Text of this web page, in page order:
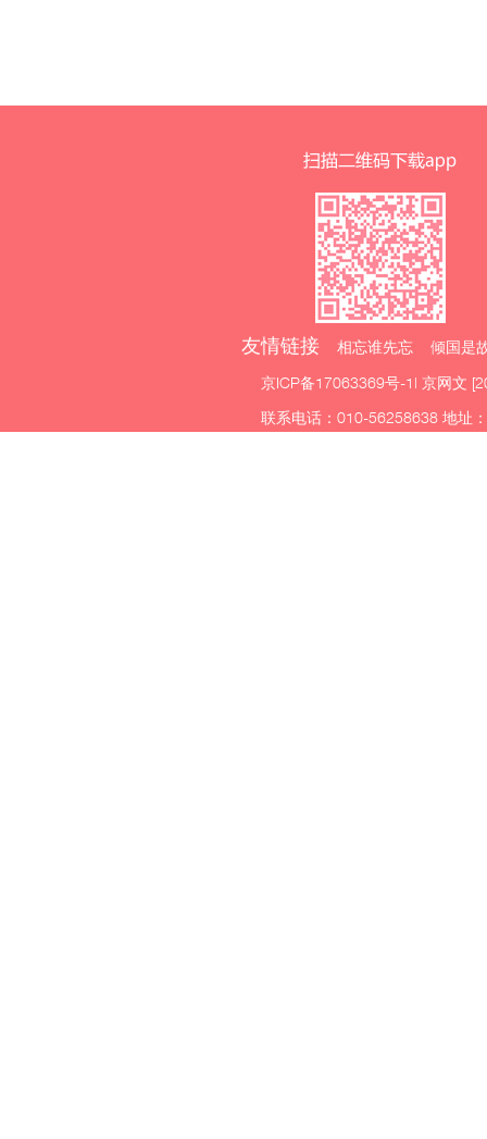
友情链接 相忘谁先忘 倾国是
京ICP备17063369号-1 | 京网文
联系电话：010-56258638 地址